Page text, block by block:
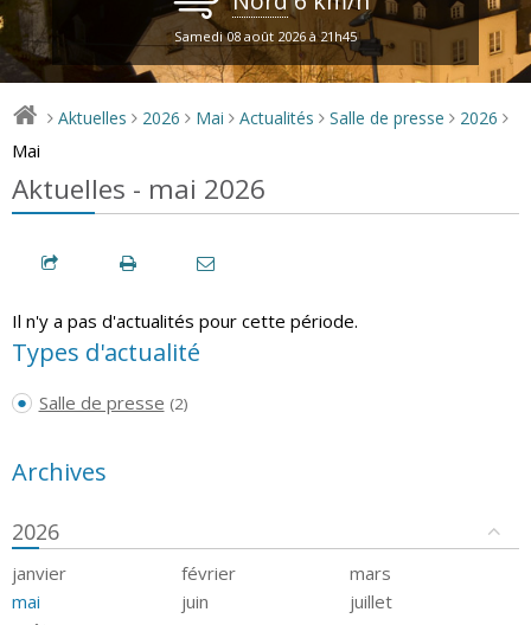
Samedi 08 août 2026 à 21h45
> Aktuelles > 2026 > Mai > Actualités > Salle de presse > 2026 >
Mai
Aktuelles - mai 2026
Il n'y a pas d'actualités pour cette période.
Types d'actualité
Salle de presse (2)
Archives
2026
janvier février
mars
mai
juin
juillet